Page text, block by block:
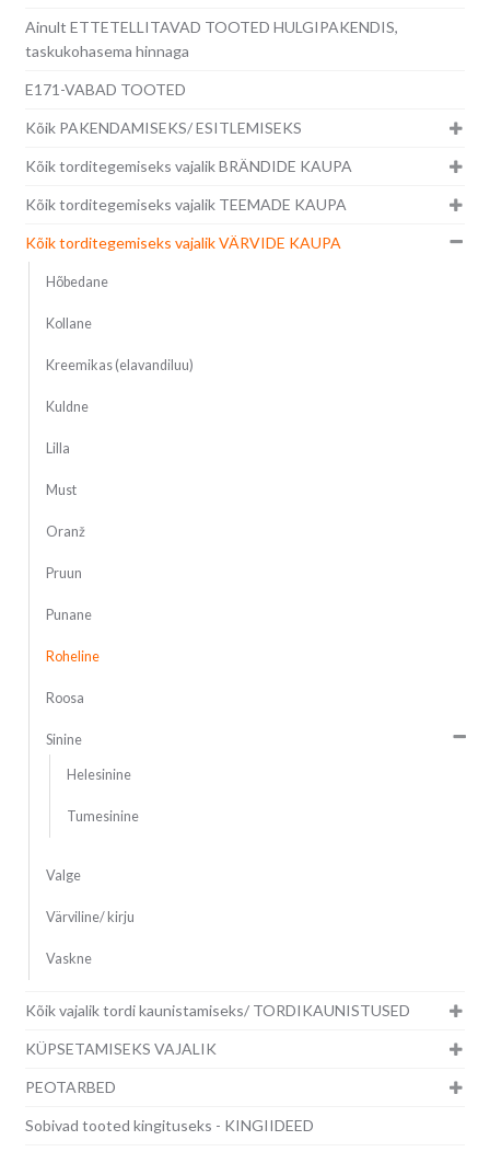
Ainult ETTETELLITAVAD TOOTED HULGIPAKENDIS,
taskukohasema hinnaga
E171-VABAD TOOTED
Kõik PAKENDAMISEKS/ ESITLEMISEKS
Kõik torditegemiseks vajalik BRÄNDIDE KAUPA
Kõik torditegemiseks vajalik TEEMADE KAUPA
Kõik torditegemiseks vajalik VÄRVIDE KAUPA
Hõbedane
Kollane
Kreemikas (elavandiluu)
Kuldne
Lilla
Must
Oranž
Pruun
Punane
Roheline
Roosa
Sinine
Helesinine
Tumesinine
Valge
Värviline/ kirju
Vaskne
Kõik vajalik tordi kaunistamiseks/ TORDIKAUNISTUSED
KÜPSETAMISEKS VAJALIK
PEOTARBED
Sobivad tooted kingituseks - KINGIIDEED